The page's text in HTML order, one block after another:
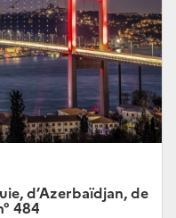
d’Azerbaïdjan, de
484